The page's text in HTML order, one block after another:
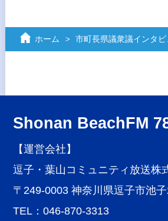
ホーム 市町長県議衆議インタビ
Shonan BeachFM
【運営会社】
逗子・葉山コミュニティ放送株
〒249-0003 神奈川県逗子市池
TEL：046-870-3313